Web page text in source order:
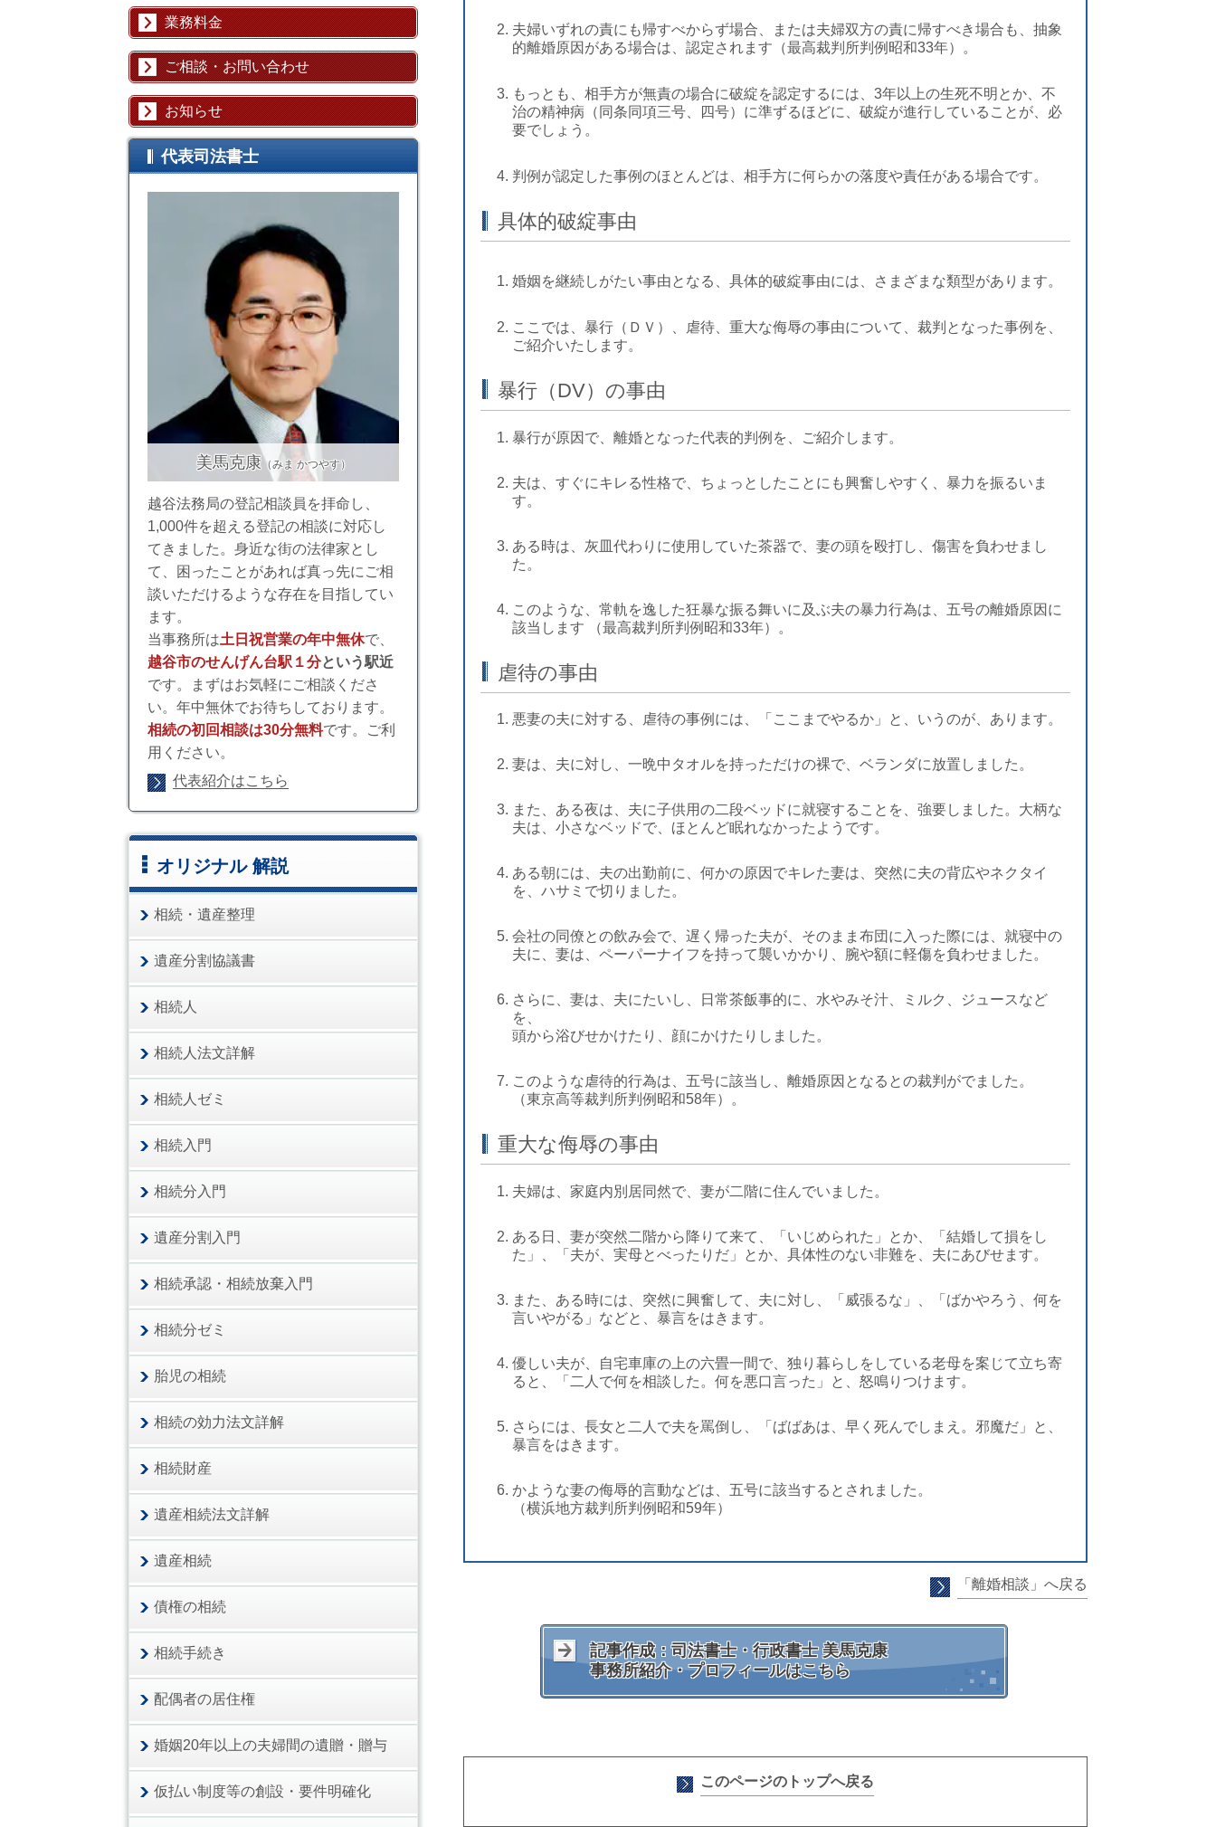
夫婦いずれの責にも帰すべからず場合、または夫婦双方の責に帰すべき場合も、抽象
的離婚原因がある場合は、認定されます（最高裁判所判例昭和33年）。
もっとも、相手方が無責の場合に破綻を認定するには、3年以上の生死不明とか、不
治の精神病（同条同項三号、四号）に準ずるほどに、破綻が進行していることが、必
要でしょう。
判例が認定した事例のほとんどは、相手方に何らかの落度や責任がある場合です。
具体的破綻事由
婚姻を継続しがたい事由となる、具体的破綻事由には、さまざまな類型があります。
ここでは、暴行（ＤＶ）、虐待、重大な侮辱の事由について、裁判となった事例を、
ご紹介いたします。
暴行（DV）の事由
暴行が原因で、離婚となった代表的判例を、ご紹介します。
夫は、すぐにキレる性格で、ちょっとしたことにも興奮しやすく、暴力を振るいま
す。
ある時は、灰皿代わりに使用していた茶器で、妻の頭を殴打し、傷害を負わせまし
た。
このような、常軌を逸した狂暴な振る舞いに及ぶ夫の暴力行為は、五号の離婚原因に
該当します （最高裁判所判例昭和33年）。
虐待の事由
悪妻の夫に対する、虐待の事例には、「ここまでやるか」と、いうのが、あります。
妻は、夫に対し、一晩中タオルを持っただけの裸で、ベランダに放置しました。
また、ある夜は、夫に子供用の二段ベッドに就寝することを、強要しました。大柄な
夫は、小さなベッドで、ほとんど眠れなかったようです。
ある朝には、夫の出勤前に、何かの原因でキレた妻は、突然に夫の背広やネクタイ
を、ハサミで切りました。
会社の同僚との飲み会で、遅く帰った夫が、そのまま布団に入った際には、就寝中の
夫に、妻は、ペーパーナイフを持って襲いかかり、腕や額に軽傷を負わせました。
さらに、妻は、夫にたいし、日常茶飯事的に、水やみそ汁、ミルク、ジュースなど
を、
頭から浴びせかけたり、顔にかけたりしました。
このような虐待的行為は、五号に該当し、離婚原因となるとの裁判がでました。
（東京高等裁判所判例昭和58年）。
重大な侮辱の事由
夫婦は、家庭内別居同然で、妻が二階に住んでいました。
ある日、妻が突然二階から降りて来て、「いじめられた」とか、「結婚して損をし
た」、「夫が、実母とべったりだ」とか、具体性のない非難を、夫にあびせます。
また、ある時には、突然に興奮して、夫に対し、「威張るな」、「ばかやろう、何を
言いやがる」などと、暴言をはきます。
優しい夫が、自宅車庫の上の六畳一間で、独り暮らしをしている老母を案じて立ち寄
ると、「二人で何を相談した。何を悪口言った」と、怒鳴りつけます。
さらには、長女と二人で夫を罵倒し、「ばばあは、早く死んでしまえ。邪魔だ」と、
暴言をはきます。
かような妻の侮辱的言動などは、五号に該当するとされました。
（横浜地方裁判所判例昭和59年）
「離婚相談」へ戻る
記事作成：司法書士・行政書士 美馬克康
事務所紹介・プロフィールはこちら
このページのトップへ戻る
業務料金
ご相談・お問い合わせ
お知らせ
代表司法書士
美馬克康（みま かつやす）
越谷法務局の登記相談員を拝命し、
1,000件を超える登記の相談に対応し
てきました。身近な街の法律家とし
て、困ったことがあれば真っ先にご相
談いただけるような存在を目指してい
ます。
当事務所は土日祝営業の年中無休で、
越谷市のせんげん台駅１分という駅近
です。まずはお気軽にご相談くださ
い。年中無休でお待ちしております。
相続の初回相談は30分無料です。ご利
用ください。
代表紹介はこちら
オリジナル 解説
相続・遺産整理
遺産分割協議書
相続人
相続人法文詳解
相続人ゼミ
相続入門
相続分入門
遺産分割入門
相続承認・相続放棄入門
相続分ゼミ
胎児の相続
相続の効力法文詳解
相続財産
遺産相続法文詳解
遺産相続
債権の相続
相続手続き
配偶者の居住権
婚姻20年以上の夫婦間の遺贈・贈与
仮払い制度等の創設・要件明確化